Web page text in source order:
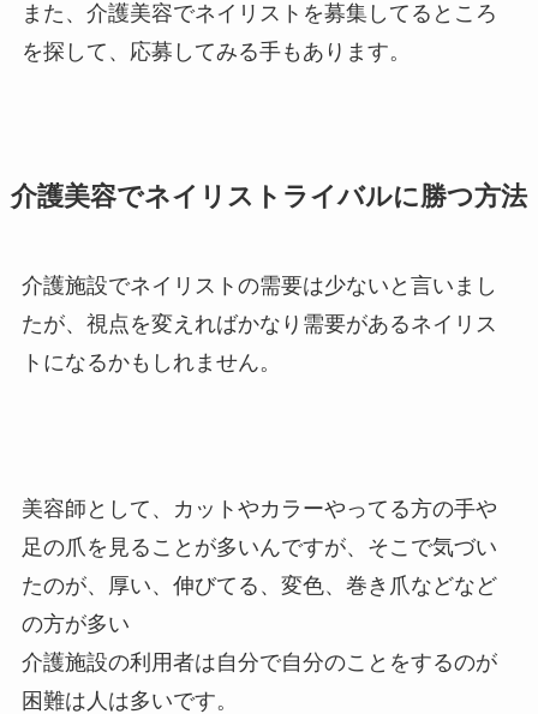
また、介護美容でネイリストを募集してるところ
を探して、応募してみる手もあります。
介護美容でネイリストライバルに勝つ方法
介護施設でネイリストの需要は少ないと言いまし
たが、視点を変えればかなり需要があるネイリス
トになるかもしれません。
美容師として、カットやカラーやってる方の手や
足の爪を見ることが多いんですが、そこで気づい
たのが、厚い、伸びてる、変色、巻き爪などなど
の方が多い
介護施設の利用者は自分で自分のことをするのが
困難は人は多いです。